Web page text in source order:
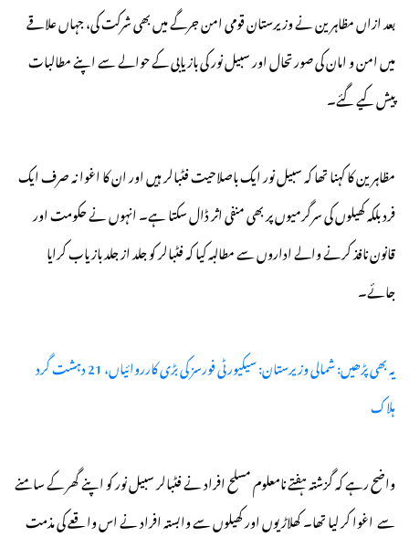
بعد ازاں مظاہرین نے وزیرستان قومی امن جرگے میں بھی شرکت کی، جہاں علاقے
میں امن و امان کی صورتحال اور سبیل نور کی بازیابی کے حوالے سے اپنے مطالبات
پیش کیے گئے۔
مظاہرین کا کہنا تھا کہ سبیل نور ایک باصلاحیت فٹبالر ہیں اور ان کا اغوا نہ صرف ایک
فرد بلکہ کھیلوں کی سرگرمیوں پر بھی منفی اثر ڈال سکتا ہے۔ انہوں نے حکومت اور
قانون نافذ کرنے والے اداروں سے مطالبہ کیا کہ فٹبالر کو جلد از جلد بازیاب کرایا
جائے۔
یہ بھی پڑھیں: شمالی وزیرستان: سیکیورٹی فورسز کی بڑی کارروائیاں، 21 دہشت گرد
ہلاک
واضح رہے کہ گزشتہ ہفتے نامعلوم مسلح افراد نے فٹبالر سبیل نور کو اپنے گھر کے سامنے
سے اغوا کر لیا تھا۔ کھلاڑیوں اور کھیلوں سے وابستہ افراد نے اس واقعے کی مذمت